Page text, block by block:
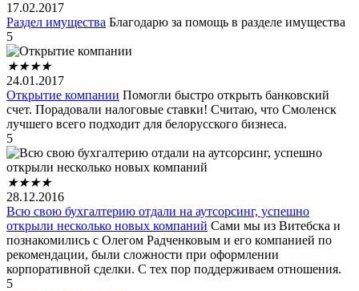
17.02.2017
Раздел имущества Благодарю за помощь в разделе имущества
5
★★★★
24.01.2017
Открытие компании Помогли быстро открыть банковский
счет. Порадовали налоговые ставки! Считаю, что Смоленск
лучшего всего подходит для белорусского бизнеса.
5
★★★★
28.12.2016
Всю свою бухгалтерию отдали на аутсорсинг, успешно
открыли несколько новых компаний Сами мы из Витебска и
познакомились с Олегом Радченковым и его компанией по
рекомендации, были сложности при оформлении
корпоративной сделки. С тех пор поддерживаем отношения.
5